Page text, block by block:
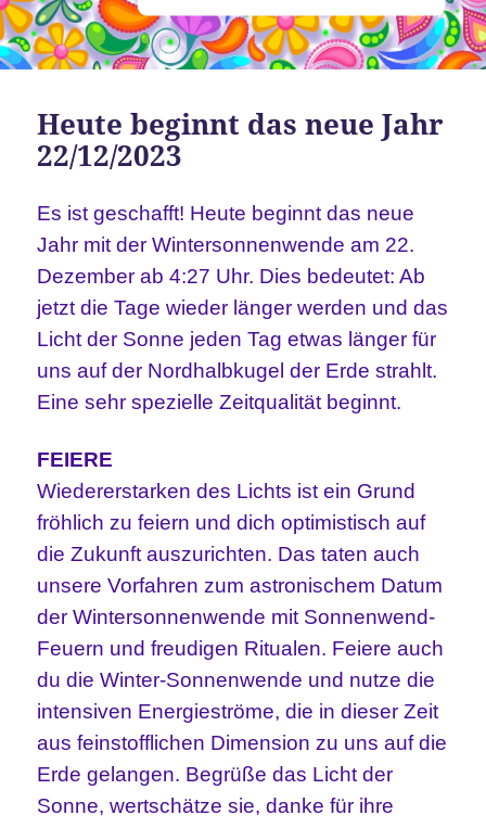
Heute beginnt das neue Jahr
22/12/2023
Es ist geschafft! Heute beginnt das neue
Jahr mit der Wintersonnenwende am 22.
Dezember ab 4:27 Uhr. Dies bedeutet: Ab
jetzt die Tage wieder länger werden und das
Licht der Sonne jeden Tag etwas länger für
uns auf der Nordhalbkugel der Erde strahlt.
Eine sehr spezielle Zeitqualität beginnt.
FEIERE
Wiedererstarken des Lichts ist ein Grund
fröhlich zu feiern und dich optimistisch auf
die Zukunft auszurichten. Das taten auch
unsere Vorfahren zum astronischem Datum
der Wintersonnenwende mit Sonnenwend-
Feuern und freudigen Ritualen. Feiere auch
du die Winter-Sonnenwende und nutze die
intensiven Energieströme, die in dieser Zeit
aus feinstofflichen Dimension zu uns auf die
Erde gelangen. Begrüße das Licht der
Sonne, wertschätze sie, danke für ihre